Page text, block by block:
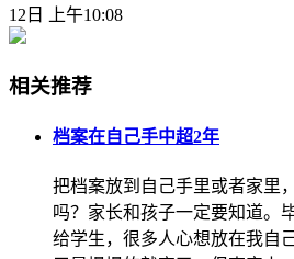
12日 上午10:08
相关推荐
档案在自己手中超2年
把档案放到自己手里或者家里
吗？家长和孩子一定要知道。
给学生，很多人心想放在我自